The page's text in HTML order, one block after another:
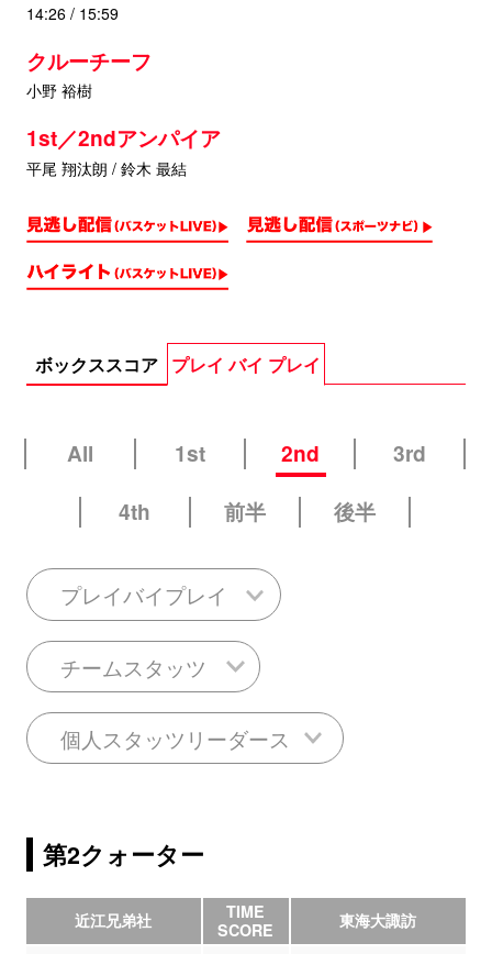
14:26 / 15:59
クルーチーフ
小野 裕樹
1st／2ndアンパイア
平尾 翔汰朗 / 鈴木 最結
ボックススコア プレイ バイ プレイ
All 1st 2nd
3rd
4th
前半 後半
プレイバイプレイ
チームスタッツ
個人スタッツリーダース
第2クォーター
近江兄弟社
TIME
SCORE
東海大諏訪